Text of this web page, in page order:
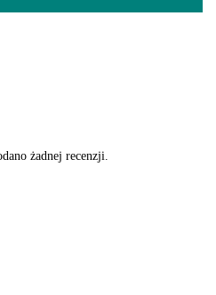
żadnej recenzji.